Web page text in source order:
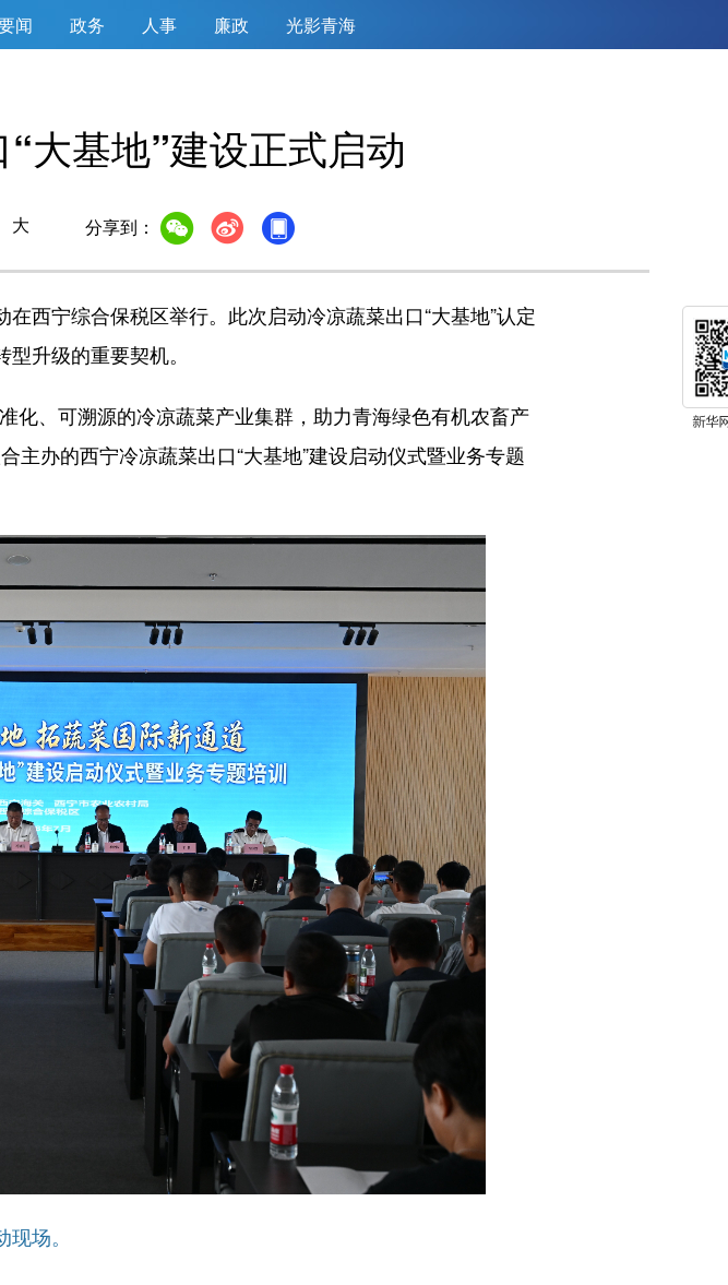
闻 政务 人事 廉政 光影青海
大基地”建设正式启动
大 分享到：
西宁综合保税区举行。此次启动冷凉蔬菜出口“大基地”认定
升级的重要契机。
化、可溯源的冷凉蔬菜产业集群，助力青海绿色有机农畜产
办的西宁冷凉蔬菜出口“大基地”建设启动仪式暨业务专题
场。